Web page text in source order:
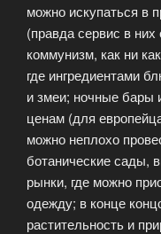
можно искупаться в
(правда сервис в
коммунизм, как ни
где ингредиентами
и змеи; ночные бары
ценам (для
можно неплохо
ботанические сады,
рынки, где можно
одежду; в конце
растительность и